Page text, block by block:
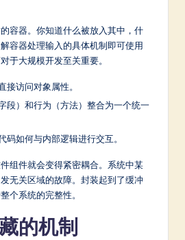
容器。你知道什么被放入其中，什
容器处理输入的具体机制即可使用
于大规模开发至关重要。
接访问对象属性。
段）和行为（方法）整合为一个统一
码如何与内部逻辑进行交互。
组件就会变得紧密耦合。系统中某
无关区域的故障。封装起到了缓冲
个系统的完整性。
的机制